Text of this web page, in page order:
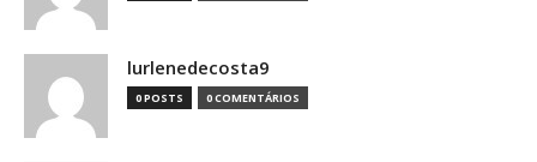
lurlenedecosta9
0 POSTS 0 COMENTÁRIOS